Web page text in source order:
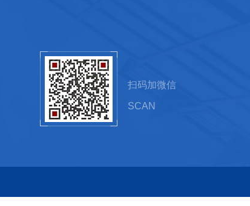
扫码加微信
SCAN